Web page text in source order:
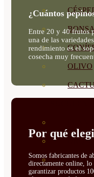
OLIVO
¿Cuántos
Entre 20 y 40 frutos
una de las
rendimiento es el
cosecha muy
Por qué
Somos fabricantes de
directamente online,
garantizar productos